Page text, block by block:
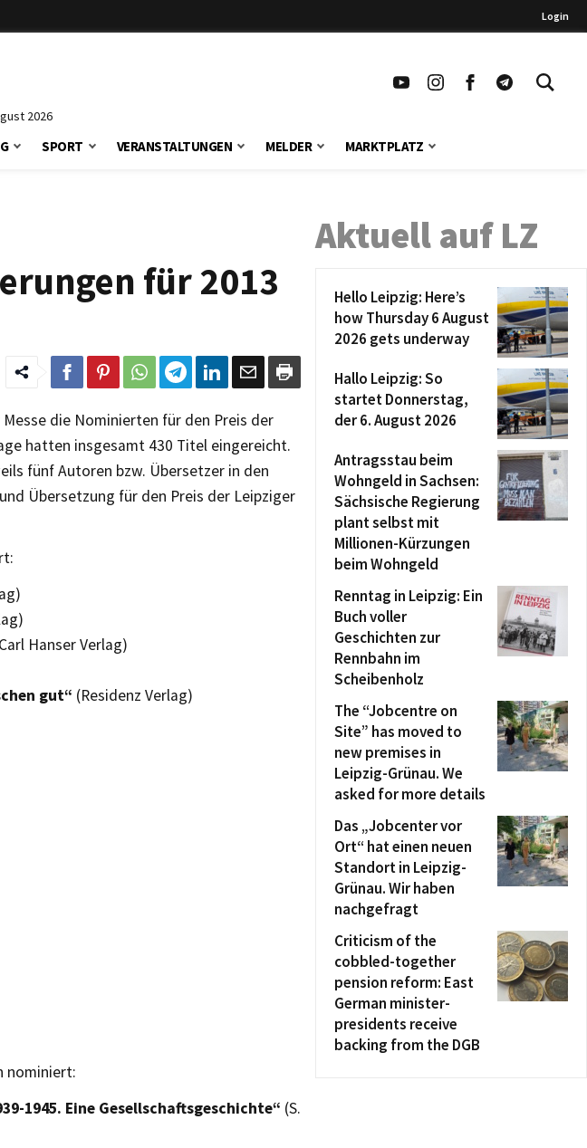
Login
2026
SPORT VERANSTALTUNGEN MELDER MARKTPLATZ
für 2013
die Nominierten für den Preis der
hatten insgesamt 430 Titel eingereicht.
fünf Autoren bzw. Übersetzer in den
Übersetzung für den Preis der Leipziger
Hanser Verlag)
gut“ (Residenz Verlag)
nominiert:
1945. Eine Gesellschaftsgeschichte“ (S.
Aktuell auf LZ
Hello Leipzig: Here’s
how Thursday 6 August
2026 gets underway
Hallo Leipzig: So
startet Donnerstag,
der 6. August 2026
Antragsstau beim
Wohngeld in Sachsen:
Sächsische Regierung
plant selbst mit
Millionen-Kürzungen
beim Wohngeld
Renntag in Leipzig: Ein
Buch voller
Geschichten zur
Rennbahn im
Scheibenholz
The “Jobcentre on
Site” has moved to
new premises in
Leipzig-Grünau. We
asked for more details
Das „Jobcenter vor
Ort“ hat einen neuen
Standort in Leipzig-
Grünau. Wir haben
nachgefragt
Criticism of the
cobbled-together
pension reform: East
German minister-
presidents receive
backing from the DGB